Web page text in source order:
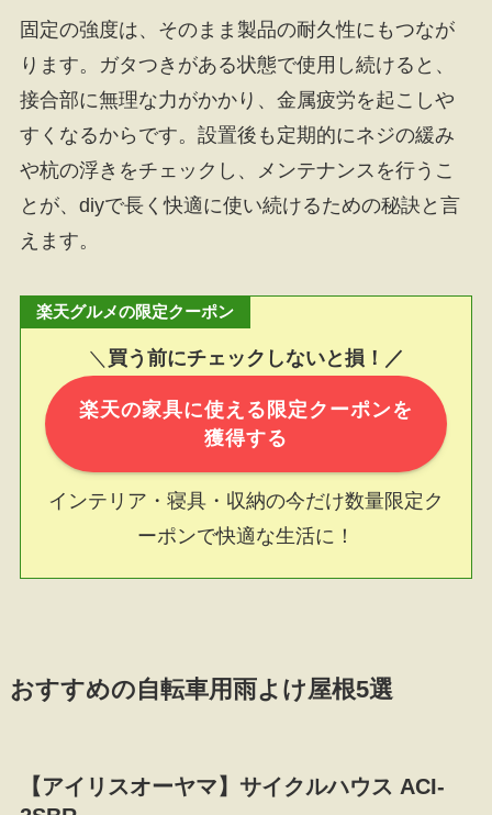
固定の強度は、そのまま製品の耐久性にもつなが
ります。ガタつきがある状態で使用し続けると、
接合部に無理な力がかかり、金属疲労を起こしや
すくなるからです。設置後も定期的にネジの緩み
や杭の浮きをチェックし、メンテナンスを行うこ
とが、diyで長く快適に使い続けるための秘訣と言
えます。
楽天グルメの限定クーポン
＼ 買う前にチェックしないと損！／
楽天の家具に使える限定クーポンを
獲得する
インテリア・寝具・収納の今だけ数量限定ク
ーポンで快適な生活に！
おすすめの自転車用雨よけ屋根5選
【アイリスオーヤマ】サイクルハウス ACI-